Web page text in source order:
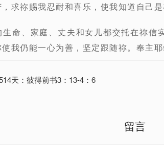
求祢赐我忍耐和喜乐，使我知道自己
命、家庭、丈夫和女儿都交托在祢信
我仍能一心为善，坚定跟随祢。奉主耶
天：彼得前书3：13-4：6
留言